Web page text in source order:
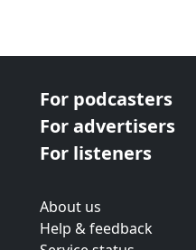
For podcasters
For advertisers
For listeners
About us
Help & feedback